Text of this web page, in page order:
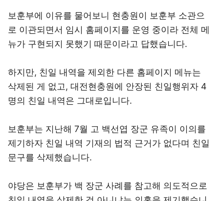
보훈부에 이유를 물어보니 현충원이 보훈부 소관으
로 이관되면서 임시 홈페이지를 운영 중이라 전체 메
뉴가 구현되지 못했기 때문이라고 답했습니다.
하지만, 친일 내역을 제외한 다른 홈페이지 메뉴는
삭제된 게 없고, 대전현충원에 안장된 친일행위자 4
명의 친일 내역은 그대로입니다.
보훈부는 지난해 7월 고 백선엽 장군 유족이 이의를
제기하자 친일 내역 기재의 법적 근거가 없다며 친일
문구를 삭제했습니다.
야당은 보훈부가 백 장군 사례를 참고해 의도적으로